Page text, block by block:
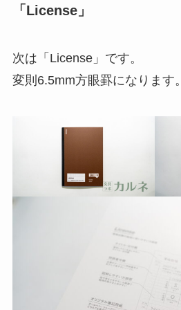
「License」
次は「License」です。
変則6.5mm方眼罫になります。